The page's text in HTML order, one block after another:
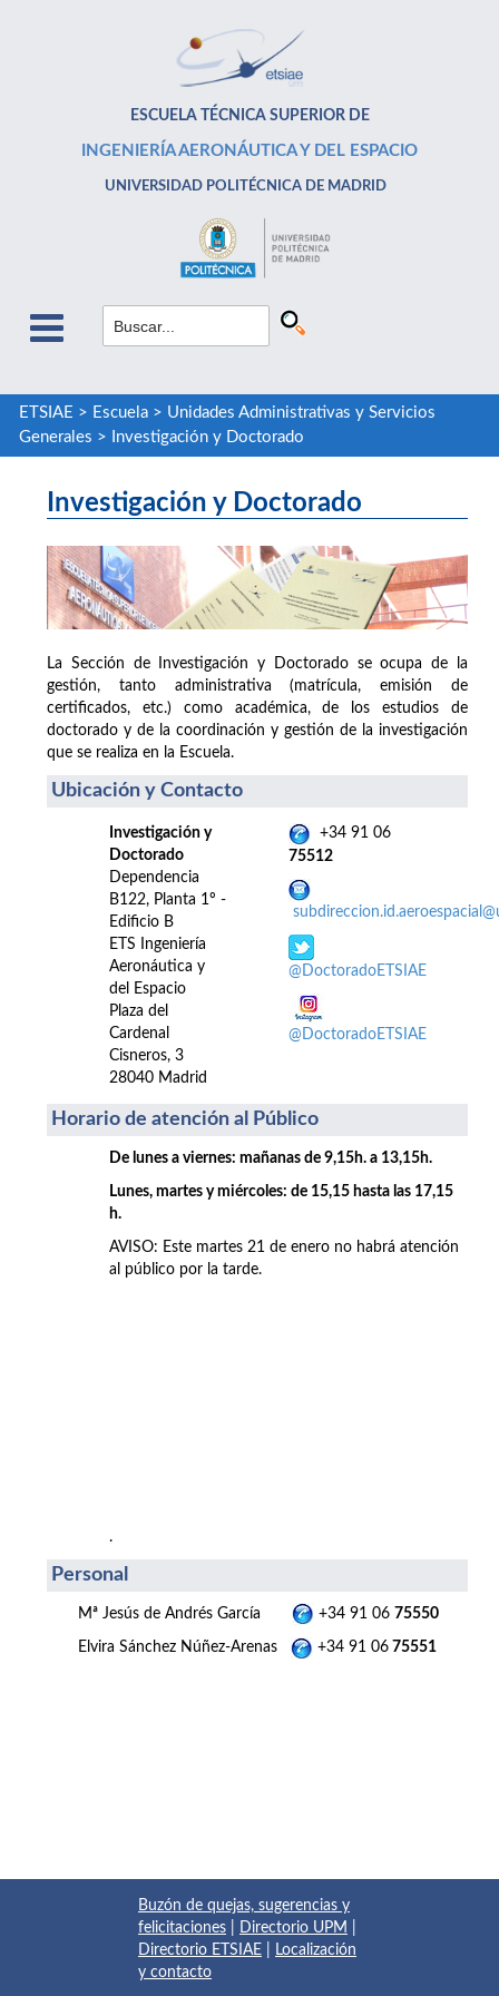
ESCUELA TÉCNICA SUPERIOR DE
INGENIERÍA AERONÁUTICA Y DEL ESPACIO
UNIVERSIDAD POLITÉCNICA DE MADRID
ETSIAE > Escuela> Unidades Administrativas y Servicios
Generales > Investigación y Doctorado
Investigación y Doctorado
La Sección de Investigación y Doctorado se ocupa de la
gestión, tanto administrativa (matrícula, emisión de
certificados, etc.) como académica, de los estudios de
doctorado y de la coordinación y gestión de la investigación
que se realiza en la Escuela.
Ubicación y Contacto
Investigación y
Doctorado
Dependencia
B122, Planta 1º -
Edificio B
ETS Ingeniería
Aeronáutica y
del Espacio
Plaza del
Cardenal
Cisneros, 3
28040 Madrid
+34 91 06
75512
@DoctoradoETSIAE
@DoctoradoETSIAE
Horario de atención al Público
De lunes a viernes: mañanas de 9,15h. a 13,15h.
Lunes, martes y miércoles: de 15,15 hasta las 17,15
h.
AVISO: Este martes 21 de enero no habrá atención
al público por la tarde.
.
Personal
Mª Jesús de Andrés García +34 91 06 75550
Elvira Sánchez Núñez-Arenas +34 91 06 75551
Buzón de quejas, sugerencias y
felicitaciones
Directorio UPM
Directorio ETSIAE
Localización
y contacto